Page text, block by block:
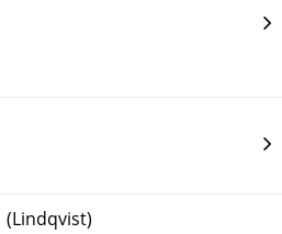
(Lindqvist)